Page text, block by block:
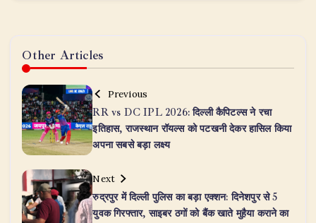
Other Articles
Previous
RR vs DC IPL 2026: दिल्ली कैपिटल्स ने रचा
इतिहास, राजस्थान रॉयल्स को पटखनी देकर हासिल किया
अपना सबसे बड़ा लक्ष्य
Next
रुद्रपुर में दिल्ली पुलिस का बड़ा एक्शन: दिनेशपुर से 5
युवक गिरफ्तार, साइबर ठगों को बैंक खाते मुहैया कराने का